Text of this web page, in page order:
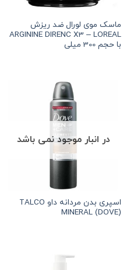
ماسک موی لورال ضد ریزش
ARGININE DIRENC X3 – LOREAL
با حجم 300 میلی
در انبار موجود نمی باشد
اسپری بدن مردانه داو TALCO
MINERAL (DOVE)